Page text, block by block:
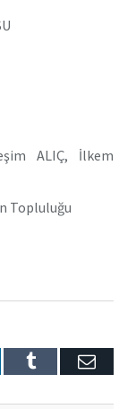
ALIÇ, İlkem
Topluluğu
Tumblr E-